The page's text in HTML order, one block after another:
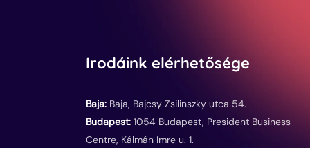
Irodáink elérhetősége
Baja: Baja, Bajcsy Zsilinszky utca 54.
Budapest: 1054 Budapest, President Business
Centre, Kálmán Imre u. 1.